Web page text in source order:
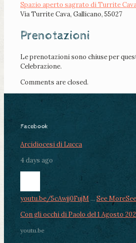
Spazio aperto sagrato di Turrite
Via Turrite Cava, Gallicano, 55027
Prenotazioni
Le prenotazioni sono chiuse per
Celebrazione.
Comments are closed.
Facebook
Arcidiocesi di Lucca
4 days ago
youtu.be/5cAwjj0FujM ... See More
Con gli occhi di Paolo del 1 Agosto
youtu.be